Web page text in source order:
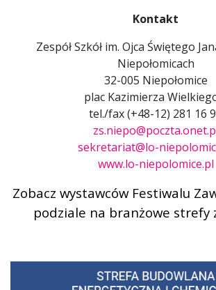
Kontakt
Zespół Szkół im. Ojca Świętego
Niepołomicach
32-005 Niepołomice
plac Kazimierza
tel./fax (+48-12) 281 16
sekretariat@lo-
www.lo-niepolomice.pl
Zobacz wystawców Festiwalu
podziale na branżowe strefy